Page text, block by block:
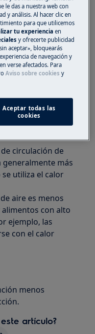
circulación de
entre un 15 y
de aire,
superar los 175 °
circulación de
más
utiliza el calor
aire es menos
con alto
ejemplo, las
con el calor
menos
artículo?
le das a nuestra web con
y análisis. Al hacer clic en
para que utilicemos
tu experienciaen
y ofrecerte publicidad
aceptar», bloquearás
de navegación y
verse afectados. Para
Aviso sobre cookies y
Aceptar todas las
cookies